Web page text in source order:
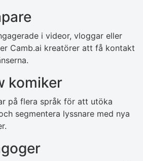
i videor, vloggar eller
Camb.ai kreatörer att få kontakt
komiker
på flera språk för att utöka
segmentera lyssnare med nya